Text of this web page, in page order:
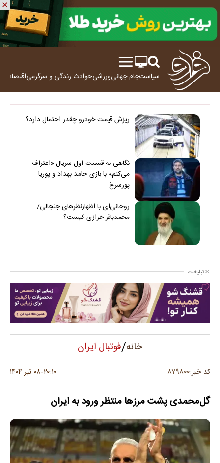
سیاستجام جهانیورزشیحوادث زندگی و سرگرمیاقتصاد
ریزش قیمت خودرو چقدر احتمال دارد؟
نگاهی به قسمت اول سریال «اعتراف
می‌کنم» با بازی حامد بهداد و پوریا
پورسرخ
روحانی‌ای با اظهارنظرهای جنجالی/
محمدباقر خرازی کیست؟
تبلیغات
خانه/فوتبال ایران
کد خبر:۸۷۹۸۰۰ ۲۰:۱۰-۰۸ تیر ۱۴۰۴
گل‌محمدی پشت مرزها منتظر ورود به ایران